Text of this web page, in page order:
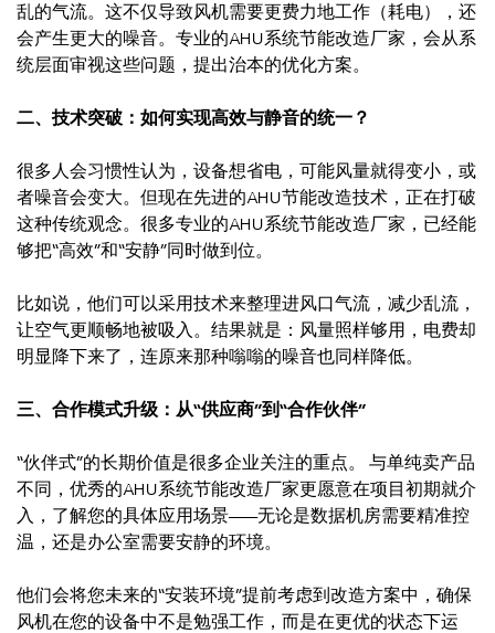
乱的气流。这不仅导致风机需要更费力地工作（耗电），还
会产生更大的噪音。专业的AHU系统节能改造厂家，会从系
统层面审视这些问题，提出治本的优化方案。
二、技术突破：如何实现高效与静音的统一？
很多人会习惯性认为，设备想省电，可能风量就得变小，或
者噪音会变大。但现在先进的AHU节能改造技术，正在打破
这种传统观念。很多专业的AHU系统节能改造厂家，已经能
够把“高效”和“安静”同时做到位。
比如说，他们可以采用技术来整理进风口气流，减少乱流，
让空气更顺畅地被吸入。结果就是：风量照样够用，电费却
明显降下来了，连原来那种嗡嗡的噪音也同样降低。
三、合作模式升级：从“供应商”到“合作伙伴”
“伙伴式”的长期价值是很多企业关注的重点。 与单纯卖产品
不同，优秀的AHU系统节能改造厂家更愿意在项目初期就介
入，了解您的具体应用场景——无论是数据机房需要精准控
温，还是办公室需要安静的环境。
他们会将您未来的“安装环境”提前考虑到改造方案中，确保
风机在您的设备中不是勉强工作，而是在更优的状态下运